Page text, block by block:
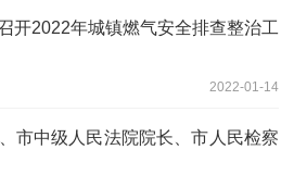
开2022年城镇燃气安全排查整治工
2022-01-14
市中级人民法院院长、市人民检察